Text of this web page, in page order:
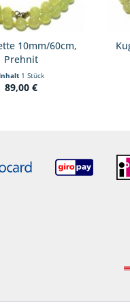
10mm/60cm,
Prehnit
Inhalt 1 Stück
89,00 €